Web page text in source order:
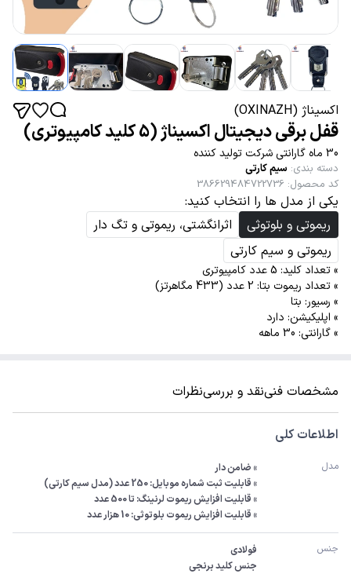
اکسیناژ (OXINAZH)
قفل برقی دیجیتال اکسیناژ (5 کلید کامپیوتری)
30 ماه گارانتی شرکت تولید کننده
دسته بندی: سیم کارتی
کد محصول:
386629484722736
یکی از مدل ها را انتخاب کنید:
ریموتی و بلوتوثی
اثرانگشتی، ریموتی و تگ دار
ریموتی و سیم کارتی
» تعداد کلید: 5 عدد کامپیوتری
» تعداد ریموت بتا: 2 عدد (433 مگاهرتز)
» رسیور: بتا
» اپلیکیشن: دارد
» گارانتی: 30 ماهه
مشخصات فنینقد و بررسینظرات
اطلاعات کلی
مدل
» قابلیت افزایش ریموت بلوتوثی: 10 هزار عدد
جنس
جنس کلید برنجی